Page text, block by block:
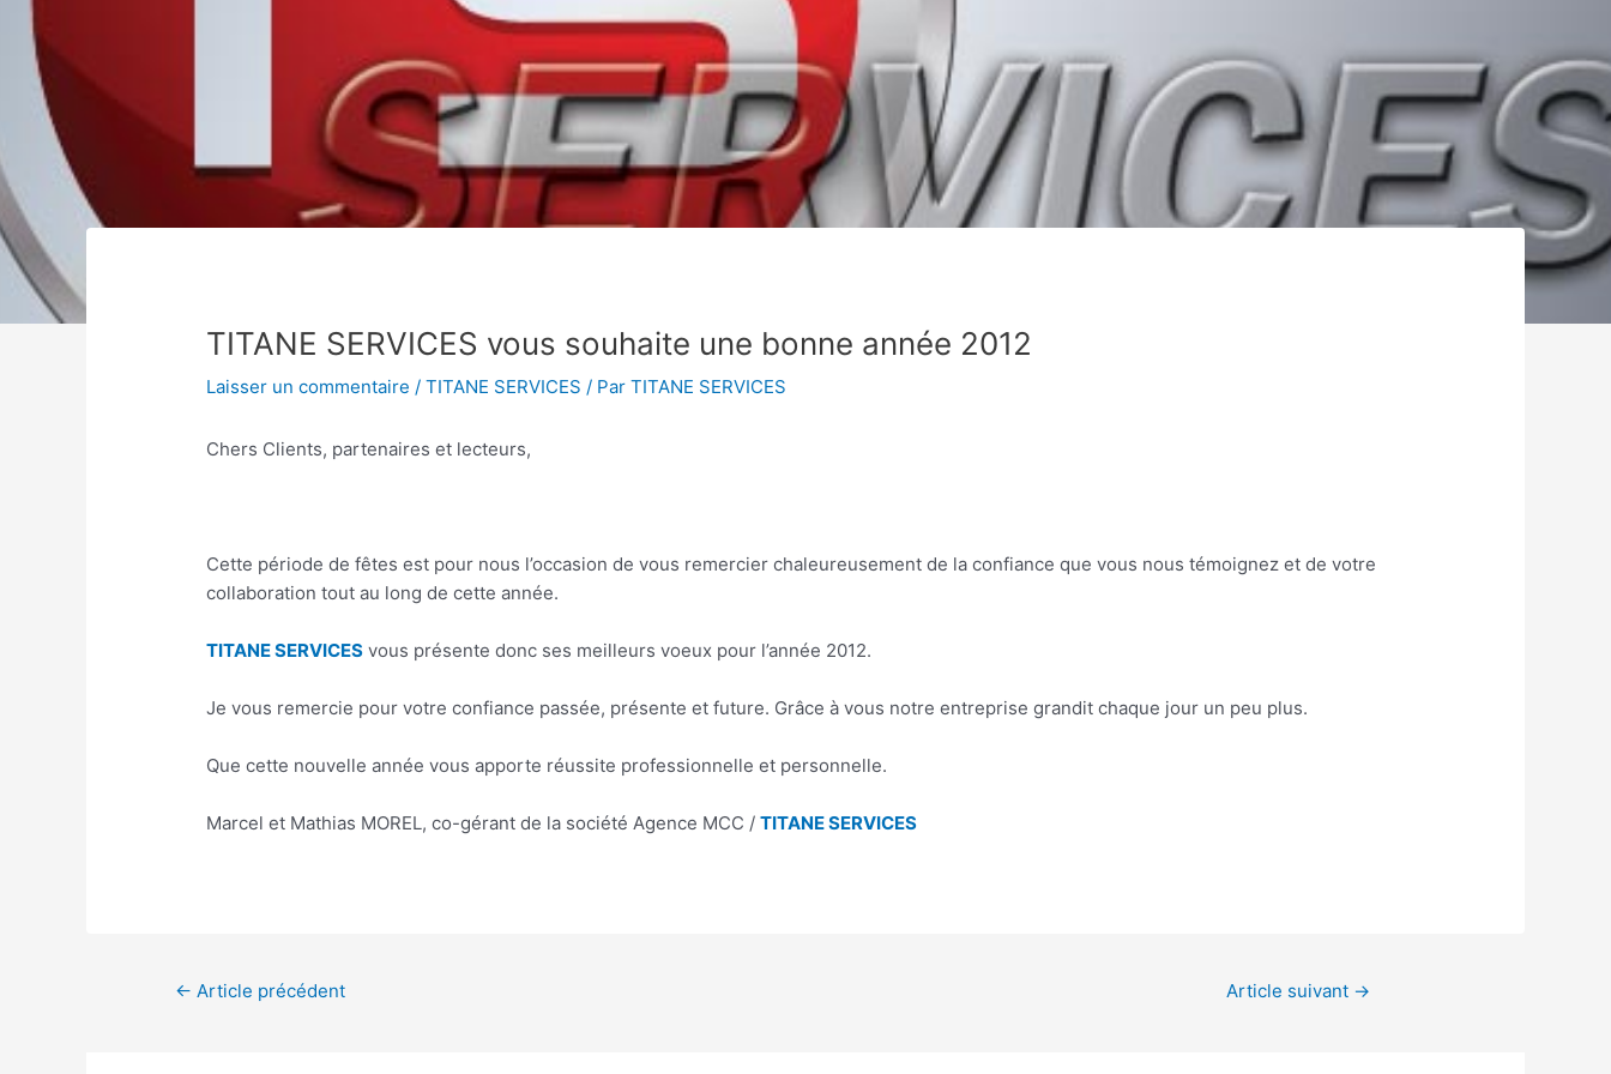
TITANE SERVICES vous souhaite une bonne année 2012
Laisser un commentaire /TITANE SERVICES / ParTITANE SERVICES
Chers Clients, partenaires et lecteurs,
Cette période de fêtes est pour nous l’occasion de vous remercier chaleureusement de la confiance que vous nous témoignez et de votre
collaboration tout au long de cette année.
TITANE SERVICES vous présente donc ses meilleurs voeux pour l’année 2012.
Je vous remercie pour votre confiance passée, présente et future. Grâce à vous notre entreprise grandit chaque jour un peu plus.
Que cette nouvelle année vous apporte réussite professionnelle et personnelle.
Marcel et Mathias MOREL, co-gérant de la société Agence MCC /TITANE SERVICES
← Article précédent Article suivant →